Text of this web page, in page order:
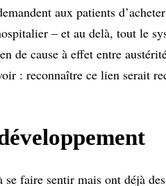
aux patients
– et au delà, tout le
de cause à effet entre
: reconnaître ce lien serait
faire sentir mais ont déjà